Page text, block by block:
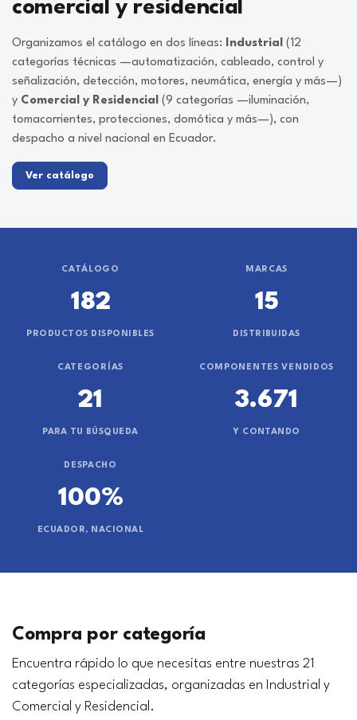
comercial y residencial
Organizamos el catálogo en dos líneas: Industrial (12
categorías técnicas —automatización, cableado, control y
señalización, detección, motores, neumática, energía y más—)
y Comercial y Residencial (9 categorías —iluminación,
tomacorrientes, protecciones, domótica y más—), con
despacho a nivel nacional en Ecuador.
Ver catálogo
CATÁLOGO
182
PRODUCTOS DISPONIBLES
MARCAS
15
DISTRIBUIDAS
CATEGORÍAS
21
PARA TU BÚSQUEDA
COMPONENTES VENDIDOS
3.671
Y CONTANDO
DESPACHO
100%
ECUADOR, NACIONAL
Compra por categoría
Encuentra rápido lo que necesitas entre nuestras 21
categorías especializadas, organizadas en Industrial y
Comercial y Residencial.